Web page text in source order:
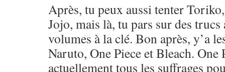
Après, tu peux aussi tenter
Jojo, mais là, tu pars sur des trucs
volumes à la clé. Bon après, y’a
Naruto, One Piece et Bleach. One
actuellement tous les suffrages